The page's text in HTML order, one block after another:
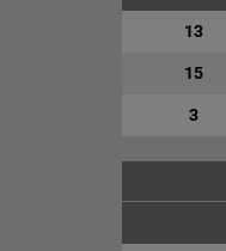
13
15
3